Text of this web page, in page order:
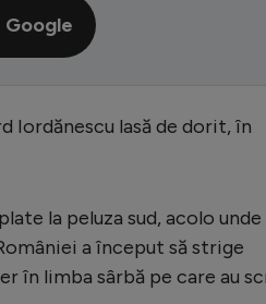
Iordănescu lasă de dorit, în
la peluza sud, acolo unde
a început să strige
în limba sârbă pe care au